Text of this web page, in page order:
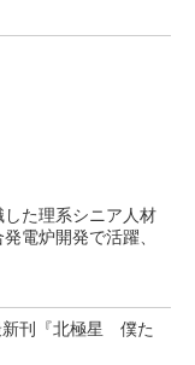
した理系シニア人材
電炉開発で活躍、
新刊『北極星 僕た